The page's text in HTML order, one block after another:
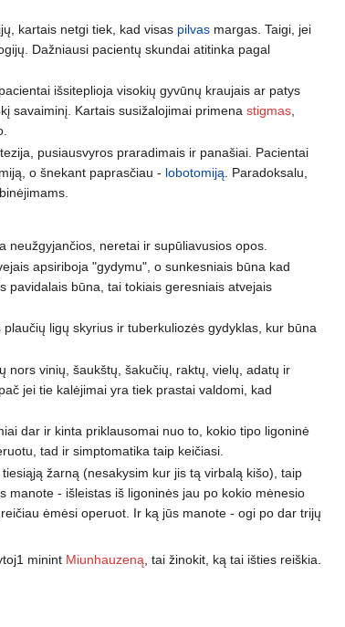
kartais netgi tiek, kad visas pilvas margas. Taigi, jei
Dažniausi pacientų skundai atitinka pagal
išsiteplioja visokių gyvūnų kraujais ar patys
savaiminį. Kartais susižalojimai primenastigmas,
pusiausvyros praradimais ir panašiai. Pacientai
o šnekant paprasčiau - lobotomiją . Paradoksalu,
neretai ir supūliavusios opos.
apsiriboja "gydymu", o sunkesniais būna kad
pavidalais būna, tai tokiais geresniais atvejais
ligų skyrius ir tuberkuliozės gydyklas, kur būna
nors vinių, šaukštų, šakučių, raktų, vielų, adatų ir
jei tie kalėjimai yra tiek prastai valdomi, kad
dar ir kinta priklausomai nuo to, kokio tipo ligoninė
tad ir simptomatika taip keičiasi.
žarną (nesakysim kur jis tą virbalą kišo), taip
manote - išleistas iš ligoninės jau po kokio mėnesio
ėmėsi operuot. Ir ką jūs manote - ogi po dar trijų
minint Miunhauzeną , tai žinokit, ką tai išties reiškia.